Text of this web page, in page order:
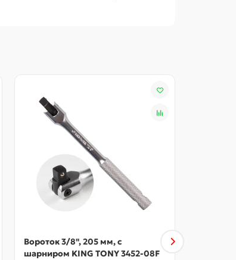
Вороток 3/8", 205 мм, с
шарниром KING TONY 3452-08F